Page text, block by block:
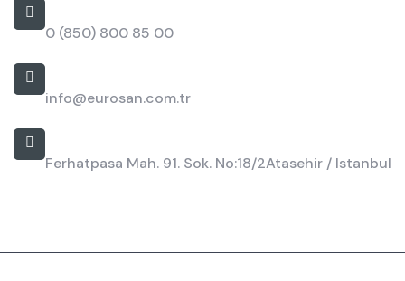
0 (850) 800 85 00
info@eurosan.com.tr
Ferhatpasa Mah. 91. Sok. No:18/2Atasehir / Istanbul